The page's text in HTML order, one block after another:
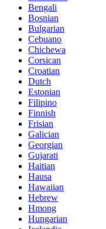
Bengali
Bosnian
Bulgarian
Cebuano
Chichewa
Corsican
Croatian
Dutch
Estonian
Filipino
Finnish
Frisian
Galician
Georgian
Gujarati
Haitian
Hausa
Hawaiian
Hebrew
Hmong
Hungarian